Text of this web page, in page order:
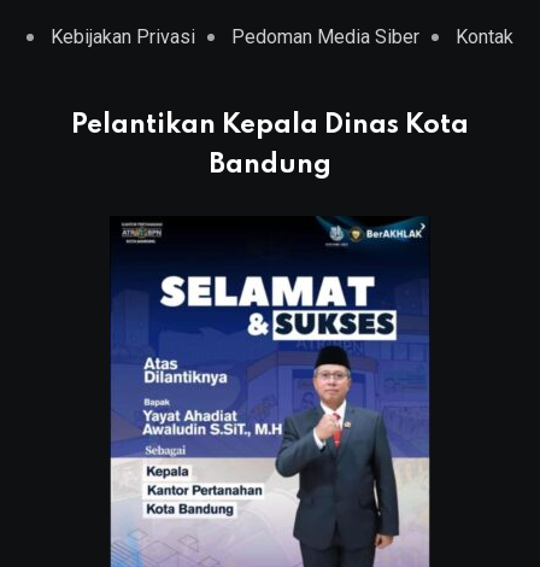
Kebijakan Privasi Pedoman Media Siber Kontak
Pelantikan Kepala Dinas Kota
Bandung